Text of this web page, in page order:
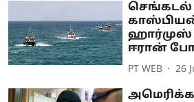
செங்கடல்
ஹார்முஸ்
ஈரான்
PT WEB 26